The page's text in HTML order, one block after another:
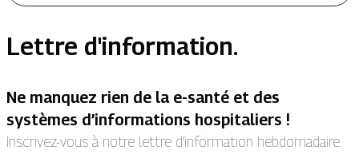
Lettre d'information.
Ne manquez rien de la e-santé et des
systèmes d’informations hospitaliers !
Inscrivez-vous à notre lettre d’information hebdomadaire.